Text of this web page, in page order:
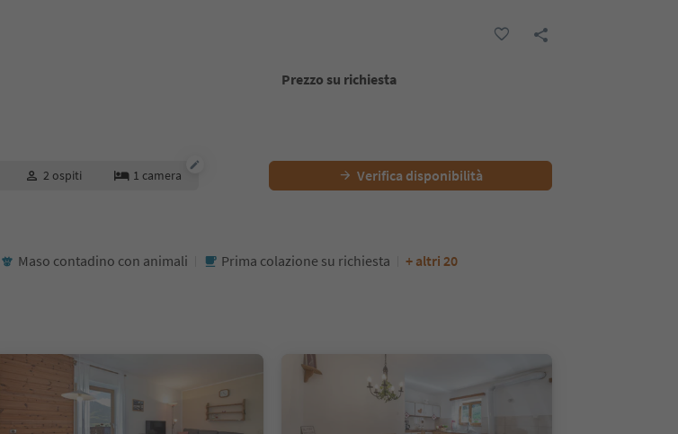
Prezzo su richiesta
2 ospiti 1 camera Verifica disponibilità
Maso contadino con animali Prima colazione su richiesta + altri 20